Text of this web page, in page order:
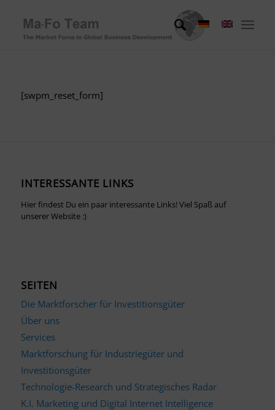
[swpm_reset_form]
INTERESSANTE LINKS
Hier findest Du ein paar interessante Links! Viel Spaß auf
unserer Website :)
SEITEN
Die Marktforscher für Investitionsgüter
Über uns
Services
Marktforschung für Industriegüter und
Investitionsgüter
Technologie-Research und Strategisches Radar
K.I. Marketing und Digital Internet Intelligence